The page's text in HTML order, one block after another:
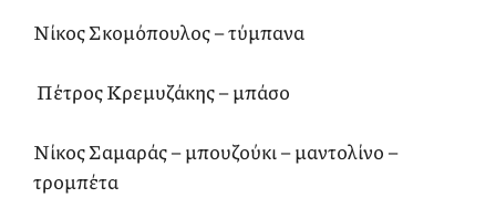
Νίκος Σκομόπουλος – τύμπανα
Πέτρος Κρεμυζάκης – μπάσο
Νίκος Σαμαράς – μπουζούκι – μαντολίνο –
τρομπέτα